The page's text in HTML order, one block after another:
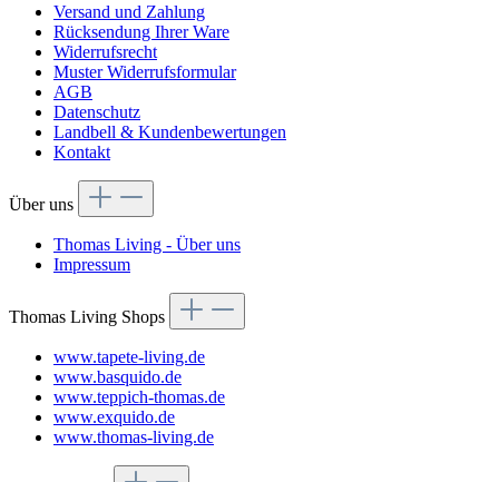
Versand und Zahlung
Rücksendung Ihrer Ware
Widerrufsrecht
Muster Widerrufsformular
AGB
Datenschutz
Landbell & Kundenbewertungen
Kontakt
Über uns
Thomas Living - Über uns
Impressum
Thomas Living Shops
www.tapete-living.de
www.basquido.de
www.teppich-thomas.de
www.exquido.de
www.thomas-living.de